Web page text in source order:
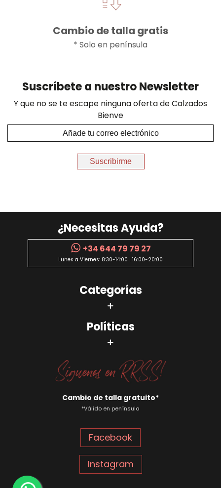
Cambio de talla gratis
* Solo en península
Suscríbete a nuestro Newsletter
Y que no se te escape ninguna oferta de Calzados
Bienve
Suscribirme
¿Necesitas Ayuda?
+34 644 79 79 27
Lunes a Viernes: 8:30-14:00 | 16:00-20:00
Categorías
Políticas
Cambio de talla gratuito*
*Válido en península
Facebook
Instagram